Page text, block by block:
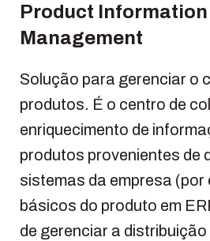
Product Information
Management
Solução para gerenciar o
produtos. É o centro de
enriquecimento de
produtos provenientes de
sistemas da empresa (por
básicos do produto em
de gerenciar a